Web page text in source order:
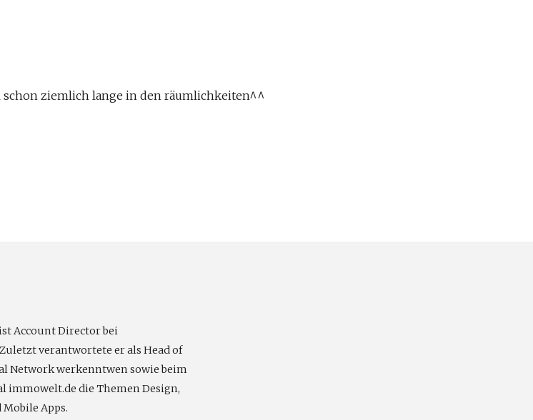
ziemlich lange in den räumlichkeiten^^
Account Director bei
verantwortete er als Head of
Network werkenntwen sowie beim
immowelt.de die Themen Design,
Apps.